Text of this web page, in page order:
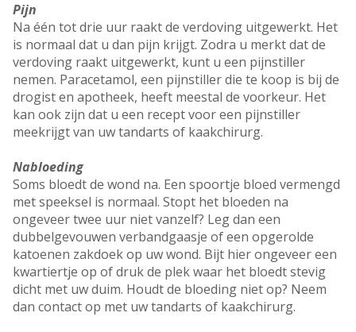
Pijn
Na één tot drie uur raakt de verdoving uitgewerkt. Het
is normaal dat u dan pijn krijgt. Zodra u merkt dat de
verdoving raakt uitgewerkt, kunt u een pijnstiller
nemen. Paracetamol, een pijnstiller die te koop is bij de
drogist en apotheek, heeft meestal de voorkeur. Het
kan ook zijn dat u een recept voor een pijnstiller
meekrijgt van uw tandarts of kaakchirurg.
Nabloeding
Soms bloedt de wond na. Een spoortje bloed vermengd
met speeksel is normaal. Stopt het bloeden na
ongeveer twee uur niet vanzelf? Leg dan een
dubbelgevouwen verbandgaasje of een opgerolde
katoenen zakdoek op uw wond. Bijt hier ongeveer een
kwartiertje op of druk de plek waar het bloedt stevig
dicht met uw duim. Houdt de bloeding niet op? Neem
dan contact op met uw tandarts of kaakchirurg.